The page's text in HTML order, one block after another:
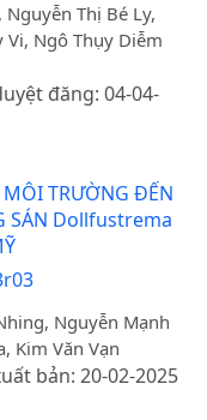
Nguyễn Thị Bé Ly,
Vi, Ngô Thụy Diễm
đăng: 04-04-
TRƯỜNG ĐẾN
SÁN Dollfustrema
Nguyễn Mạnh
Kim Văn Vạn
bản: 20-02-2025